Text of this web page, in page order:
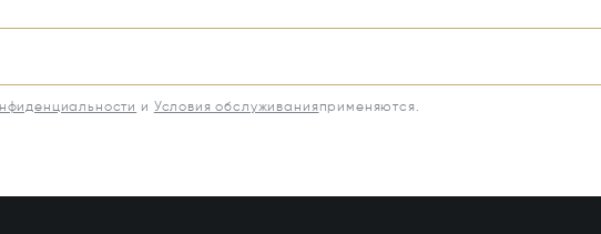
и Условия обслуживания применяются.